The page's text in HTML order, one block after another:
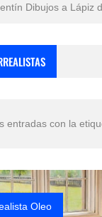
Dibujos a Lápiz
entradas con la
Oleo